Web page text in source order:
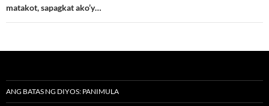
matakot, sapagkat ako’y…
ANG BATAS NG DIYOS: PANIMULA